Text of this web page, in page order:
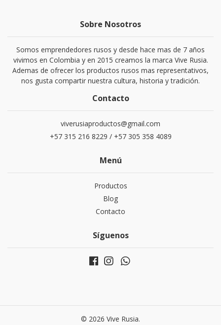
Sobre Nosotros
Somos emprendedores rusos y desde hace mas de 7 años
vivimos en Colombia y en 2015 creamos la marca Vive Rusia.
Ademas de ofrecer los productos rusos mas representativos,
nos gusta compartir nuestra cultura, historia y tradición.
Contacto
viverusiaproductos@gmail.com
+57 315 216 8229 / +57 305 358 4089
Menú
Productos
Blog
Contacto
Síguenos
© 2026 Vive Rusia.